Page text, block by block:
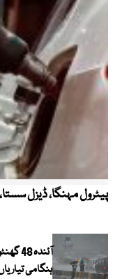
پیٹرول مہنگا، ڈیزل
ہنگامی